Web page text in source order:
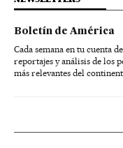
Boletín de América
Cada semana en tu cuenta
reportajes y análisis de los
más relevantes del